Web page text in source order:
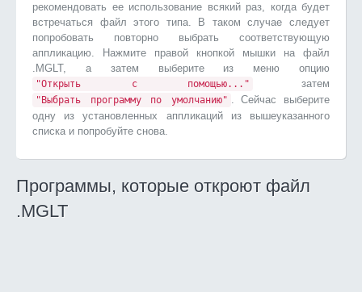
рекомендовать ее использование всякий раз, когда будет
встречаться файл этого типа. В таком случае следует
попробовать повторно выбрать соответствующую
аппликацию. Нажмите правой кнопкой мышки на файл
.MGLT, а затем выберите из меню опцию
"Открыть с помощью..." затем
"Выбрать программу по умолчанию" . Сейчас выберите
одну из установленных аппликаций из вышеуказанного
списка и попробуйте снова.
Программы, которые откроют файл
.MGLT